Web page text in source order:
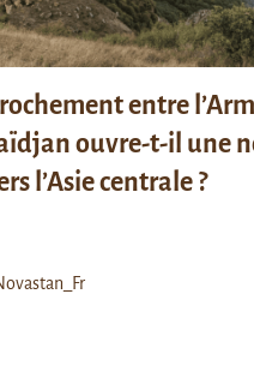
entre
ouvre-t-il une
l’Asie centrale ?